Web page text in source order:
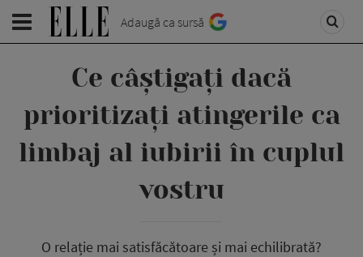
Adaugă ca sursă
Ce câștigați dacă
prioritizați atingerile ca
limbaj al iubirii în cuplul
vostru
O relație mai satisfăcătoare și mai echilibrată?